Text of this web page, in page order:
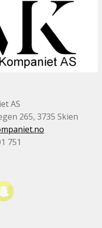
AS
265, 3735 Skien
751